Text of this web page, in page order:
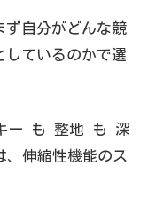
ず自分がどんな競
しているのかで選
ー も 整地 も 深
伸縮性機能のス